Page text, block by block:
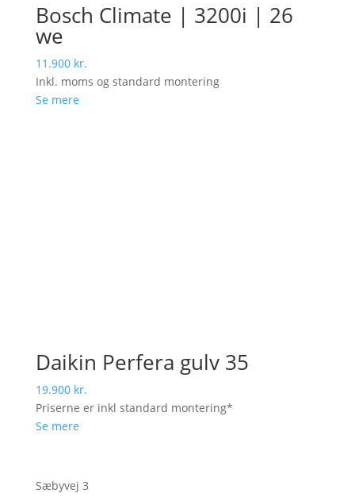
Bosch Climate | 3200i | 26
we
11.900 kr.
Inkl. moms og standard montering
Se mere
Daikin Perfera gulv 35
19.900 kr.
Priserne er inkl standard montering*
Se mere
Sæbyvej 3